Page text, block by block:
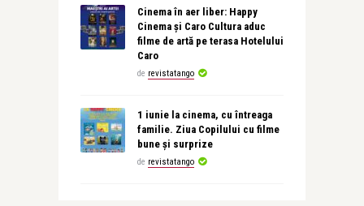
Cinema în aer liber: Happy
Cinema și Caro Cultura aduc
filme de artă pe terasa Hotelului
Caro
de revistatango
1 iunie la cinema, cu întreaga
familie. Ziua Copilului cu filme
bune și surprize
de revistatango